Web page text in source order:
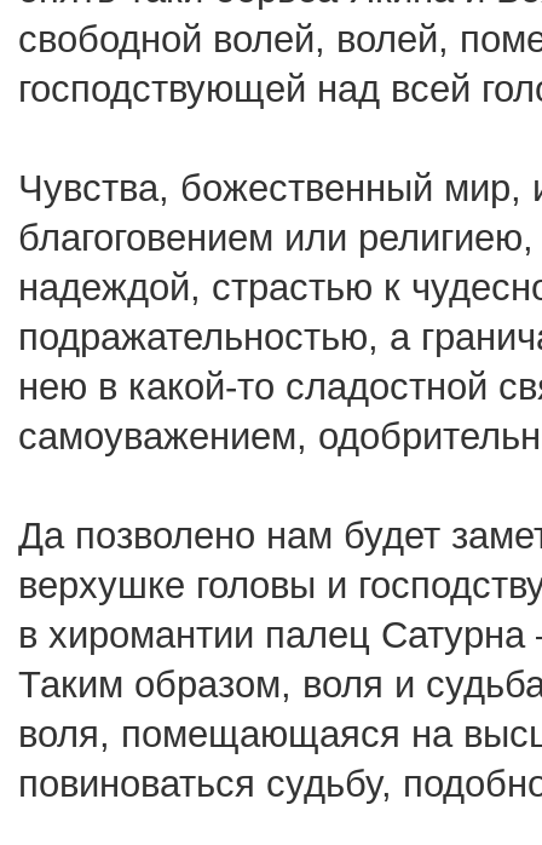
свободной волей, волей,
господствующей над всей
Чувства, божественный мир,
благоговением или
надеждой, страстью к
подражательностью, а
нею в какой-то сладостной
самоуважением,
Да позволено нам будет
верхушке головы и
в хиромантии палец
Таким образом, воля и
воля, помещающаяся на
повиноваться судьбу,